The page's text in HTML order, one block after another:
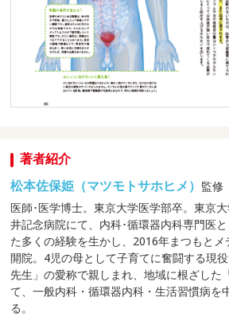
著者紹介
松本佐保姫（マツモトサホヒメ） 監修
医師･医学博士。東京大学医学部卒。東京
井記念病院にて、内科･循環器内科専門医
た多くの経験を生かし、2016年まつもと
開院。4児の母として子育てに奮闘する現
先生」の愛称で親しまれ、地域に根ざした
て、一般内科・循環器内科・生活習慣病を
る。